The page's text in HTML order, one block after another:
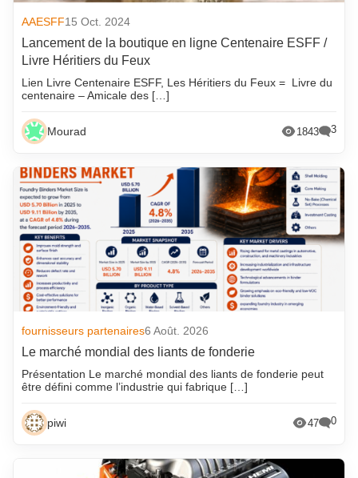
AAESFF15 Oct. 2024
Lancement de la boutique en ligne Centenaire ESFF /
Livre Héritiers du Feux
Lien Livre Centenaire ESFF, Les Héritiers du Feux = Livre du
centenaire – Amicale des […]
Mourad 1843 3
fournisseurs partenaires6 Août. 2026
Le marché mondial des liants de fonderie
Présentation Le marché mondial des liants de fonderie peut
être défini comme l’industrie qui fabrique […]
piwi 47 0